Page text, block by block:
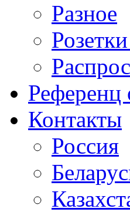
Разное
Референц
Контакты
Россия